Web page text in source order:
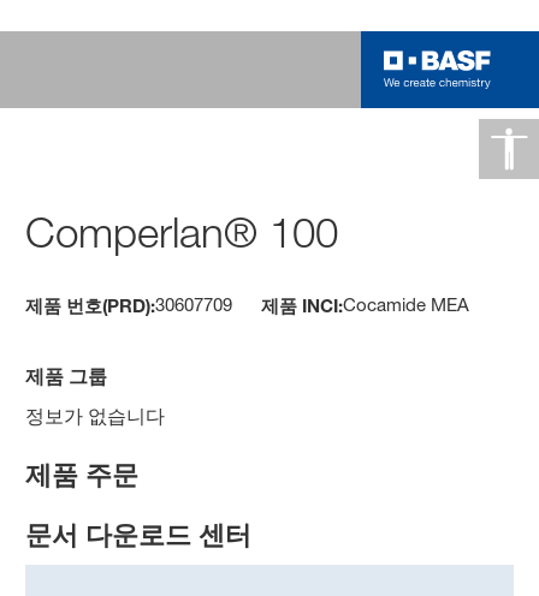
Comperlan® 100
제품 번호(PRD):30607709 제품 INCI:Cocamide MEA
제품 그룹
정보가 없습니다
제품 주문
문서 다운로드 센터